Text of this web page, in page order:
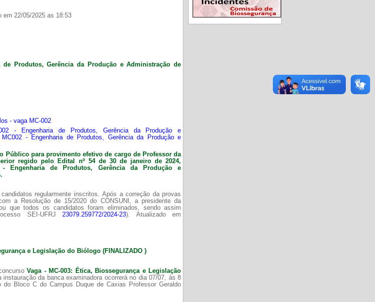
em 22/05/2025 as 18:53
de Produtos, Gerência da Produção e Administração de
- vaga MC-002
- Engenharia de Produtos, Gerência da Produção e
- Engenharia de Produtos, Gerência da Produção e
Público para provimento efetivo de cargo de Professor da
regido pelo Edital nº 54 de 30 de janeiro de 2024,
-
Engenharia de Produtos, Gerência da Produção e
regularmente inscritos. Após a correção da provas
a Resolução de 15/2020 do CONSUNI, a presidente da
que todos os candidatos foram eliminados, sendo assim
SEI-UFRJ23079.259772/2024-23). Atualizado em
e Legislação do Biólogo (FINALIZADO )
Vaga - MC-003: Ética, Biossegurança e Legislação
instauração da banca examinadora ocorrerá no dia 07/07, às 8
do Bloco C do Campus Duque de Caxias Professor Geraldo